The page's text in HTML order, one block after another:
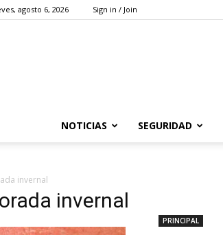
agosto 6, 2026 Sign in / Join
NOTICIAS SEGURIDAD
invernal
invernal
PRINCIPAL